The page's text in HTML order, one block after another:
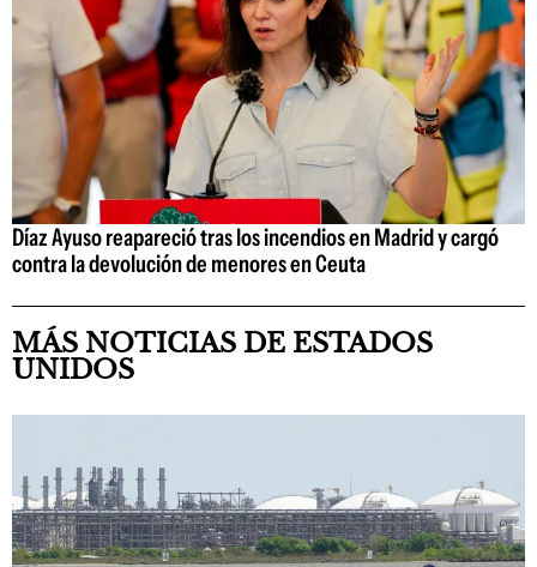
Díaz Ayuso reapareció tras los incendios en Madrid y cargó
contra la devolución de menores en Ceuta
MÁS NOTICIAS DE ESTADOS
UNIDOS